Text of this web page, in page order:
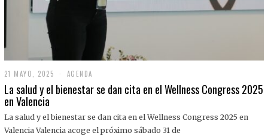
21 MAYO, 2025
1
M
O
,
AGENDA
La salud y el bienestar se dan cita en el Wellness Congress 2025
en Valencia
La salud y el bienestar se dan cita en el Wellness Congress 2025 en
Valencia Valencia acoge el próximo sábado 31 de